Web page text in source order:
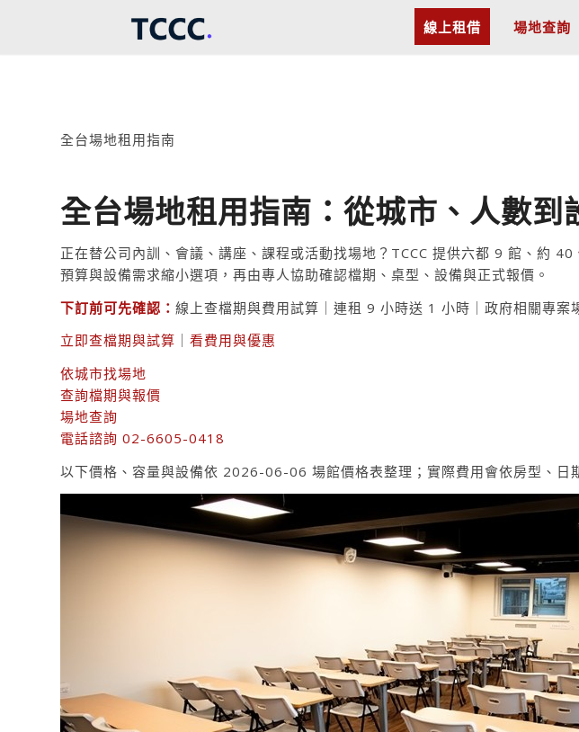
線上租借 場地查詢
全台場地租用指南
全台場地租用指南：從城市、人數
正在替公司內訓、會議、講座、課程或活動找場地？TCCC 提供六都 9 館、約
預算與設備需求縮小選項，再由專人協助確認檔期、桌型、設備與正式報價。
下訂前可先確認： 線上查檔期與費用試算｜連租 9 小時送 1 小時｜政府相關專
立即查檔期與試算
看費用與優惠
依城市找場地
查詢檔期與報價
場地查詢
電話諮詢 02-6605-0418
以下價格、容量與設備依 2026-06-06 場館價格表整理；實際費用會依房型、日